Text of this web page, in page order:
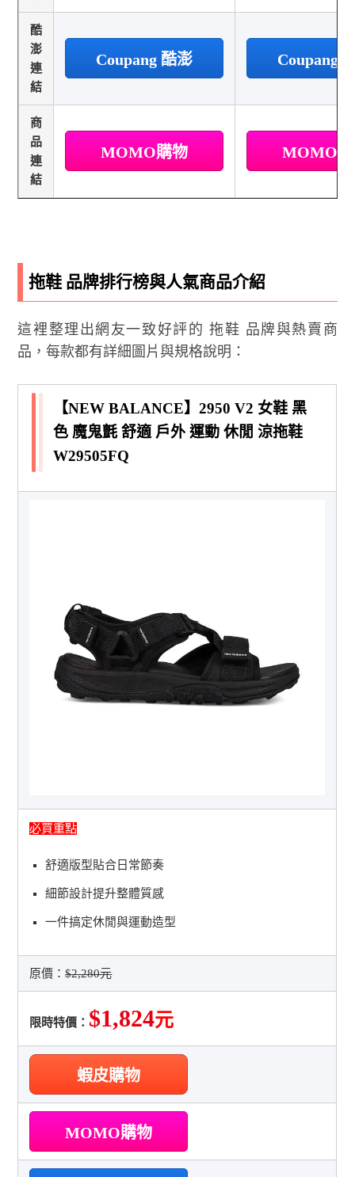
酷
澎
連
結
Coupang 酷澎 Coupang
商
品
連
結
MOMO購物 MOMO
拖鞋 品牌排行榜與人氣商品介紹
這裡整理出網友一致好評的 拖鞋 品牌與熱賣商
品，每款都有詳細圖片與規格說明：
【NEW BALANCE】2950 V2 女鞋 黑
色 魔鬼氈 舒適 戶外 運動 休閒 涼拖鞋
W29505FQ
必買重點
舒適版型貼合日常節奏
細節設計提升整體質感
一件搞定休閒與運動造型
原價：$2,280元
限時特價： $1,824元
蝦皮購物
MOMO購物